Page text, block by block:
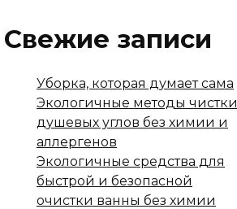
Свежие записи
Уборка, которая думает сама
Экологичные методы чистки
душевых углов без химии и
аллергенов
Экологичные средства для
быстрой и безопасной
очистки ванны без химии